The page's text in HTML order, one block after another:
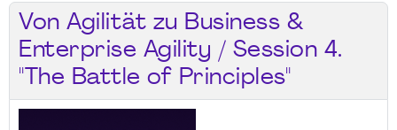
Von Agilität zu Business &
Enterprise Agility / Session 4.
"The Battle of Principles"